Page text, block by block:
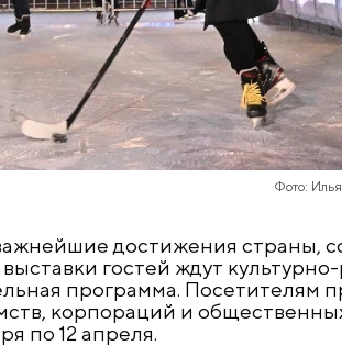
Фото:
достижения страны,
гостей ждут
программа. Посетителям
корпораций и
по 12 апреля.